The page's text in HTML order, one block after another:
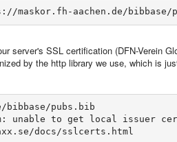
maskor.fh-aachen.de/
server's SSL certification (DFN-Verein
by the http library we use, which is
pubs.bib
unable to get local issuer
docs/sslcerts.html